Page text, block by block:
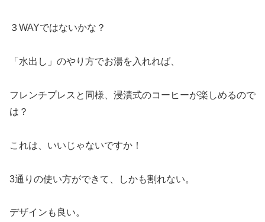
３WAYではないかな？
「水出し」のやり方でお湯を入れれば、
フレンチプレスと同様、浸漬式のコーヒーが楽しめるので
は？
これは、いいじゃないですか！
3通りの使い方ができて、しかも割れない。
デザインも良い。